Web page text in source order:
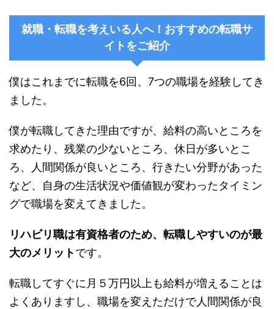
就職・転職を考えいる人へ！おすすめの転職サ
イトをご紹介
僕はこれまでに転職を6回、7つの職場を経験してき
ました。
僕が転職してきた理由ですが、給料の高いところを
求めたり、残業の少ないところ、休日が多いとこ
ろ、人間関係が良いところ、行きたい分野があった
など、自身の生活状況や価値観が変わったタイミン
グで職場を変えてきました。
リハビリ職は有資格者のため、転職しやすいのが最
大のメリットです。
転職してすぐに月５万円以上も給料が増えることは
よくありますし、職場を変えただけで人間関係が良